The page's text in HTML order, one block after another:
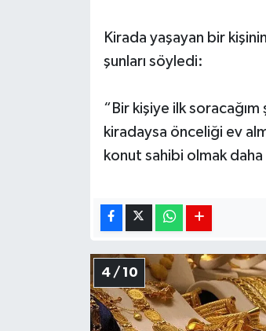
Kirada yaşayan bir
şunları söyledi:
“Bir kişiye ilk soracağım
kiradaysa önceliği ev
konut sahibi olmak
4 / 10